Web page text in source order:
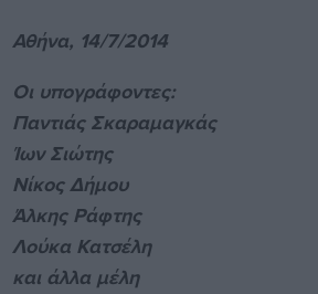
Αθήνα, 14/7/2014
Οι υπογράφοντες:
Παντιάς Σκαραμαγκάς
Ίων Σιώτης
Νίκος Δήμου
Άλκης Ράφτης
Λούκα Κατσέλη
και άλλα μέλη